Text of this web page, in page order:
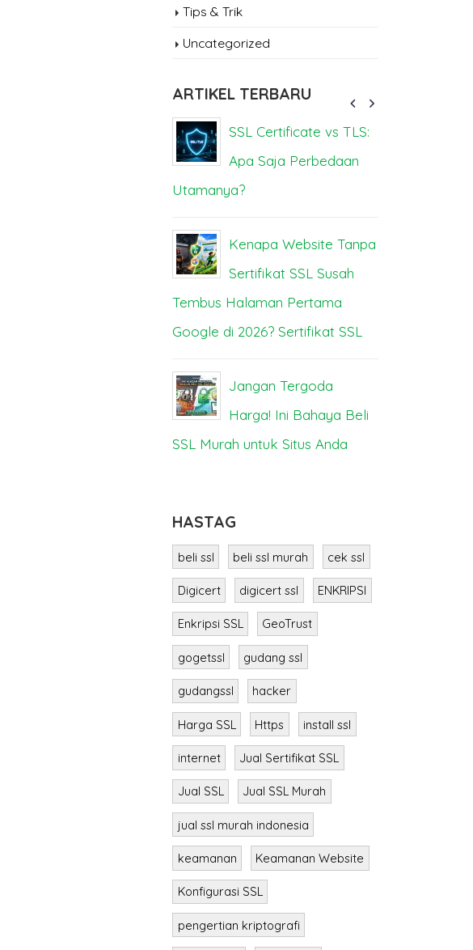
Tips & Trik
Uncategorized
ARTIKEL TERBARU
SSL Certificate vs TLS:
Apa Saja Perbedaan
Utamanya?
Kenapa Website Tanpa
Sertifikat SSL Susah
Tembus Halaman Pertama
Google di 2026? Sertifikat SSL
Jangan Tergoda
Harga! Ini Bahaya Beli
SSL Murah untuk Situs Anda
HASTAG
beli ssl beli ssl murah cek ssl
Digicert digicert ssl ENKRIPSI
Enkripsi SSL GeoTrust
gogetssl gudang ssl
gudangssl hacker
Harga SSL Https install ssl
internet Jual Sertifikat SSL
Jual SSL Jual SSL Murah
jual ssl murah indonesia
keamanan Keamanan Website
Konfigurasi SSL
pengertian kriptografi
Tanpa Sertifikat SSL
Susah Tembus Halaman
Jangan Tergoda
Harga! Ini Bahaya